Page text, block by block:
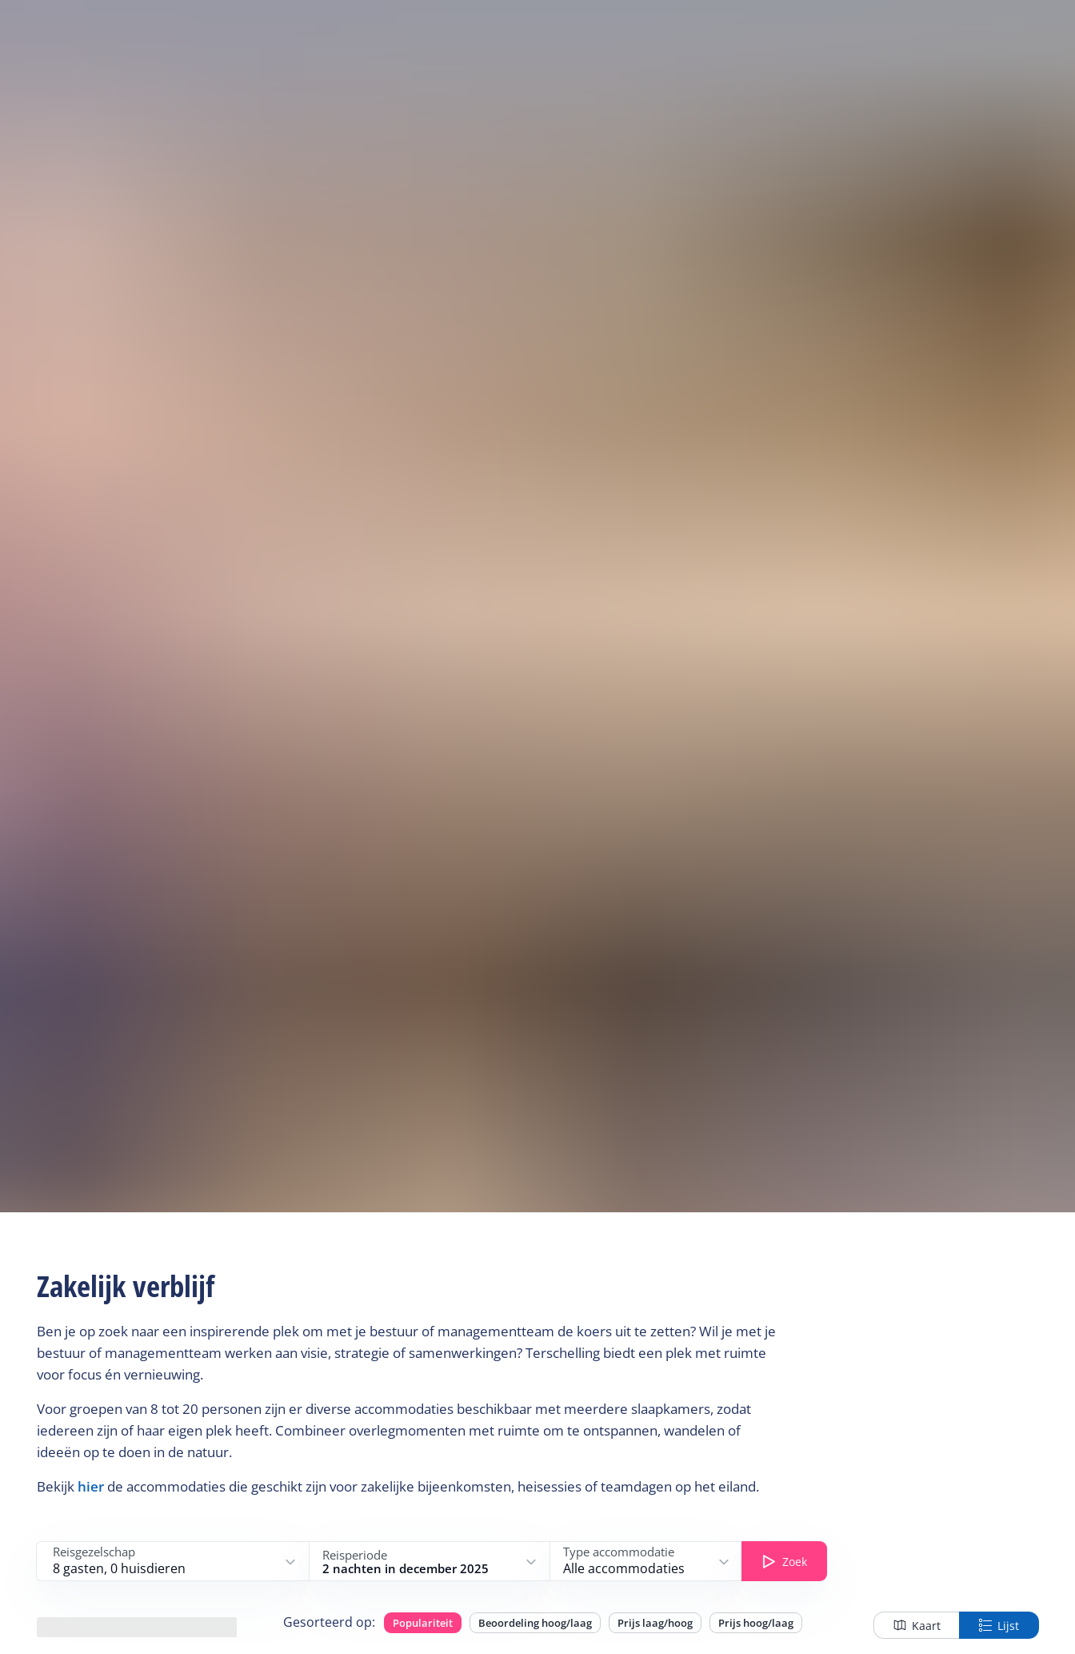
Zakelijk verblijf
Ben je op zoek naar een inspirerende plek om met je bestuur of managementteam de koers uit te zetten? Wil je met je
bestuur of managementteam werken aan visie, strategie of samenwerkingen? Terschelling biedt een plek met ruimte
voor focus én vernieuwing.
Voor groepen van 8 tot 20 personen zijn er diverse accommodaties beschikbaar met meerdere slaapkamers, zodat
iedereen zijn of haar eigen plek heeft. Combineer overlegmomenten met ruimte om te ontspannen, wandelen of
ideeën op te doen in de natuur.
Bekijk hier de accommodaties die geschikt zijn voor zakelijke bijeenkomsten, heisessies of teamdagen op het eiland.
Reisgezelschap
8 gasten, 0 huisdieren
Reisperiode
2 nachten in december 2025
Type accommodatie
Alle accommodaties Zoek
Gesorteerd op: Populariteit Beoordeling hoog/laag Prijs laag/hoog Prijs hoog/laag Kaart Lijst